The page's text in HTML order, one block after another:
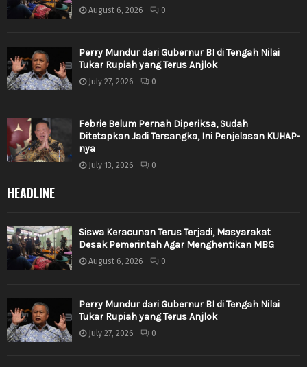
August 6, 2026 0
Perry Mundur dari Gubernur BI di Tengah Nilai
Tukar Rupiah yang Terus Anjlok
July 27, 2026 0
Febrie Belum Pernah Diperiksa, Sudah
Ditetapkan Jadi Tersangka, Ini Penjelasan KUHAP-
nya
July 13, 2026 0
HEADLINE
Siswa Keracunan Terus Terjadi, Masyarakat
Desak Pemerintah Agar Menghentikan MBG
August 6, 2026 0
Perry Mundur dari Gubernur BI di Tengah Nilai
Tukar Rupiah yang Terus Anjlok
July 27, 2026 0